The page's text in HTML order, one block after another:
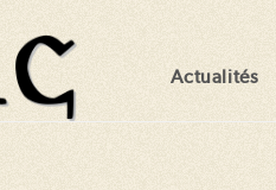
Actualités